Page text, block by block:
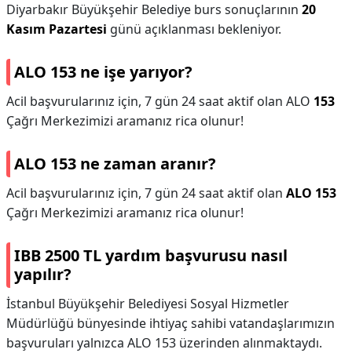
Diyarbakır Büyükşehir Belediye burs sonuçlarının 20
Kasım Pazartesi günü açıklanması bekleniyor.
ALO 153 ne işe yarıyor?
Acil başvurularınız için, 7 gün 24 saat aktif olan ALO 153
Çağrı Merkezimizi aramanız rica olunur!
ALO 153 ne zaman aranır?
Acil başvurularınız için, 7 gün 24 saat aktif olan ALO 153
Çağrı Merkezimizi aramanız rica olunur!
IBB 2500 TL yardım başvurusu nasıl
yapılır?
İstanbul Büyükşehir Belediyesi Sosyal Hizmetler
Müdürlüğü bünyesinde ihtiyaç sahibi vatandaşlarımızın
başvuruları yalnızca ALO 153 üzerinden alınmaktaydı.